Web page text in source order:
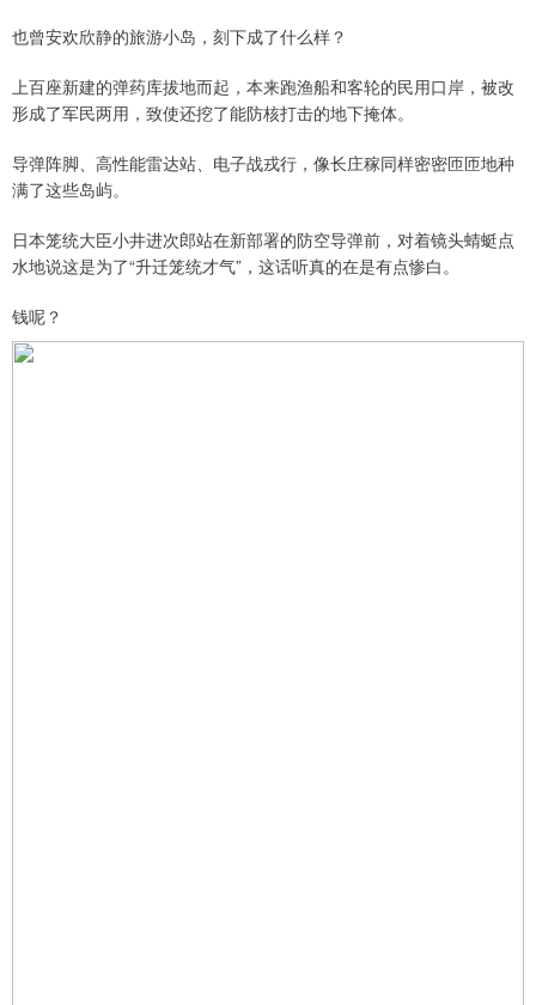
也曾安欢欣静的旅游小岛，刻下成了什么样？
上百座新建的弹药库拔地而起，本来跑渔船和客轮的民用口岸，被改
形成了军民两用，致使还挖了能防核打击的地下掩体。
导弹阵脚、高性能雷达站、电子战戎行，像长庄稼同样密密匝匝地种
满了这些岛屿。
日本笼统大臣小井进次郎站在新部署的防空导弹前，对着镜头蜻蜓点
水地说这是为了“升迁笼统才气”，这话听真的在是有点惨白。
钱呢？